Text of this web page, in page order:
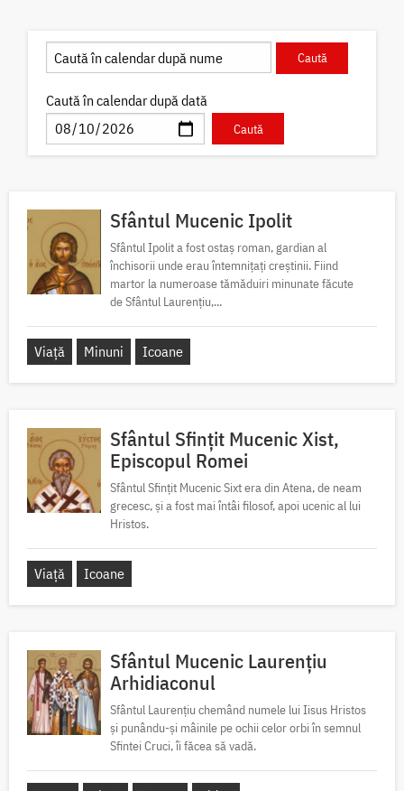
Caută în calendar după dată
Sfântul Mucenic Ipolit
Sfântul Ipolit a fost ostaș roman, gardian al
închisorii unde erau întemnițați creștinii. Fiind
martor la numeroase tămăduiri minunate făcute
de Sfântul Laurențiu,...
Viață Minuni Icoane
Sfântul Sfințit Mucenic Xist,
Episcopul Romei
Sfântul Sfințit Mucenic Sixt era din Atena, de neam
grecesc, și a fost mai întâi filosof, apoi ucenic al lui
Hristos.
Viață Icoane
Sfântul Mucenic Laurențiu
Arhidiaconul
Sfântul Laurențiu chemând numele lui Iisus Hristos
și punându-și mâinile pe ochii celor orbi în semnul
Sfintei Cruci, îi făcea să vadă.